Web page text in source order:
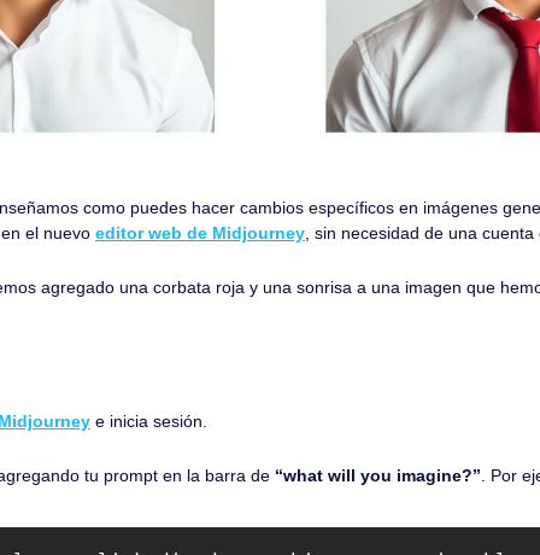
como puedes hacer cambios específicos en imágenes
el nuevo editor web de Midjourney , sin necesidad de una
agregado una corbata roja y una sonrisa a una imagen que
e inicia sesión.
tu prompt en la barra de “what will you imagine?” . Por